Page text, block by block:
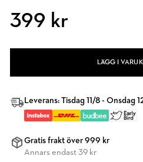
399 kr
LÄGG I
Leverans: Tisdag 11/8 - Onsdag
Gratis frakt över 999 kr
Annars endast 39 kr